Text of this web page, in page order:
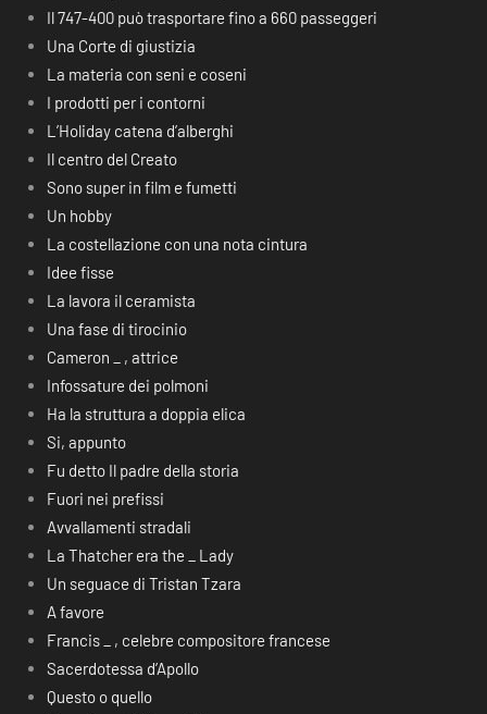
Il 747-400 può trasportare fino a 660 passeggeri
Una Corte di giustizia
La materia con seni e coseni
I prodotti per i contorni
L’Holiday catena d’alberghi
Il centro del Creato
Sono super in film e fumetti
Un hobby
La costellazione con una nota cintura
Idee fisse
La lavora il ceramista
Una fase di tirocinio
Cameron _ , attrice
Infossature dei polmoni
Ha la struttura a doppia elica
Si, appunto
Fu detto Il padre della storia
Fuori nei prefissi
Avvallamenti stradali
La Thatcher era the _ Lady
Un seguace di Tristan Tzara
A favore
Francis _ , celebre compositore francese
Sacerdotessa d’Apollo
Questo o quello